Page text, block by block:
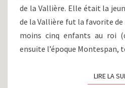
de la Vallière. Elle était la
de la Vallière fut la favorite de
moins cinq enfants au roi
ensuite l’époque Montespan,
LIRE LA